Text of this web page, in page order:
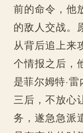
前的命令，他
的敌人交战。
从背后追上来
个情报之后，
是菲尔姆特·
三后，不放心
务，遂急急派